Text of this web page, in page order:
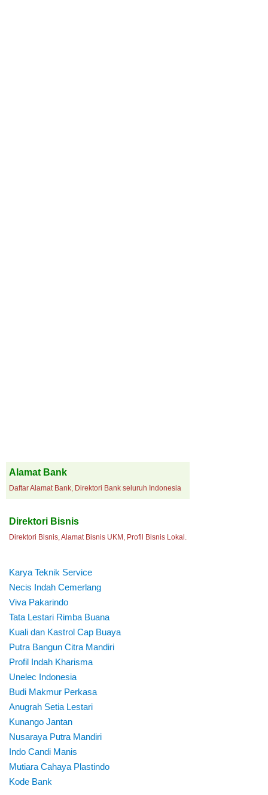
Alamat Bank
Daftar Alamat Bank, Direktori Bank seluruh Indonesia
Direktori Bisnis
Direktori Bisnis, Alamat Bisnis UKM, Profil Bisnis Lokal.
Karya Teknik Service
Necis Indah Cemerlang
Viva Pakarindo
Tata Lestari Rimba Buana
Kuali dan Kastrol Cap Buaya
Putra Bangun Citra Mandiri
Profil Indah Kharisma
Unelec Indonesia
Budi Makmur Perkasa
Anugrah Setia Lestari
Kunango Jantan
Nusaraya Putra Mandiri
Indo Candi Manis
Mutiara Cahaya Plastindo
Kode Bank